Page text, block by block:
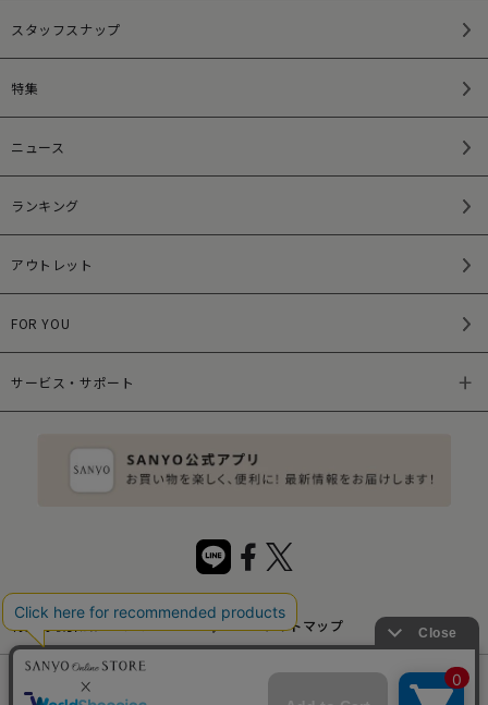
スタッフスナップ
特集
ニュース
ランキング
アウトレット
FOR YOU
サービス・サポート
特定商取引法について サイトマップ
サイトポリシー プライバシーポリシー